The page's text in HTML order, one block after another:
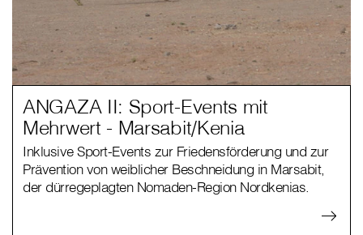
ANGAZA II: Sport-Events mit
Mehrwert - Marsabit/Kenia
Inklusive Sport-Events zur Friedensförderung und zur
Prävention von weiblicher Beschneidung in Marsabit,
der dürregeplagten Nomaden-Region Nordkenias.